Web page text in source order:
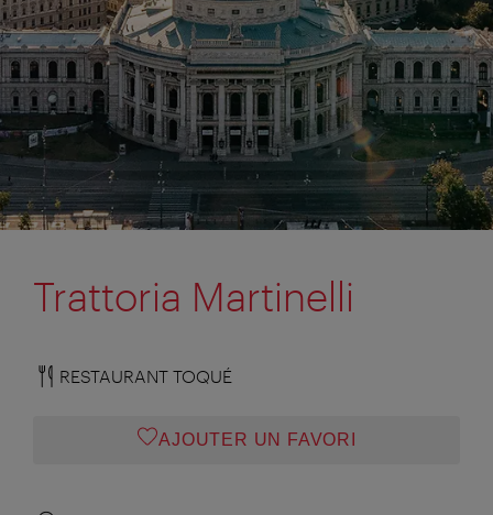
Trattoria Martinelli
RESTAURANT TOQUÉ
AJOUTER UN FAVORI